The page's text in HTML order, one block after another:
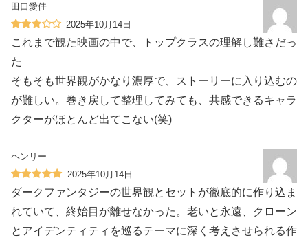
田口愛佳
2025年10月14日
これまで観た映画の中で、トップクラスの理解し難さだっ
た
そもそも世界観がかなり濃厚で、ストーリーに入り込むの
が難しい。巻き戻して整理してみても、共感できるキャラ
クターがほとんど出てこない(笑)
ヘンリー
2025年10月14日
ダークファンタジーの世界観とセットが徹底的に作り込ま
れていて、終始目が離せなかった。老いと永遠、クローン
とアイデンティティを巡るテーマに深く考えさせられる作